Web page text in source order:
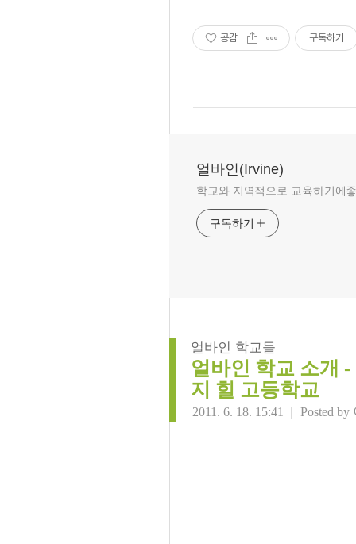
공감 구독하기
얼바인(Irvine)
학교와 지역적으로 교육하기에
구독하기
얼바인 학교들
얼바인 학교 소개
지 힐 고등학교
2011. 6. 18. 15:41 | Posted by